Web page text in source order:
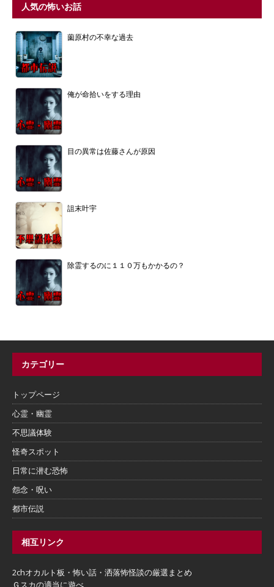
人気の怖いお話
薗原村の不幸な過去
俺が命拾いをする理由
目の異常は佐藤さんが原因
詛末叶宇
除霊するのに１１０万もかかるの？
カテゴリー
トップページ
心霊・幽霊
不思議体験
怪奇スポット
日常に潜む恐怖
怨念・呪い
都市伝説
相互リンク
2chオカルト板・怖い話・洒落怖怪談の厳選まとめ
Ｇスカの適当に遊べ